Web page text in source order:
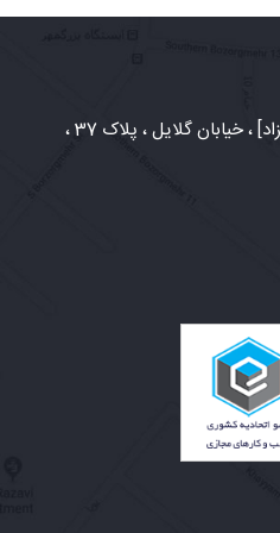
شهر مشهد، بلوار سجاد ، خیابان خیام جنوبی ۱۰ [بهزاد] ، خیابان گلایل ، پلاک 37 ،